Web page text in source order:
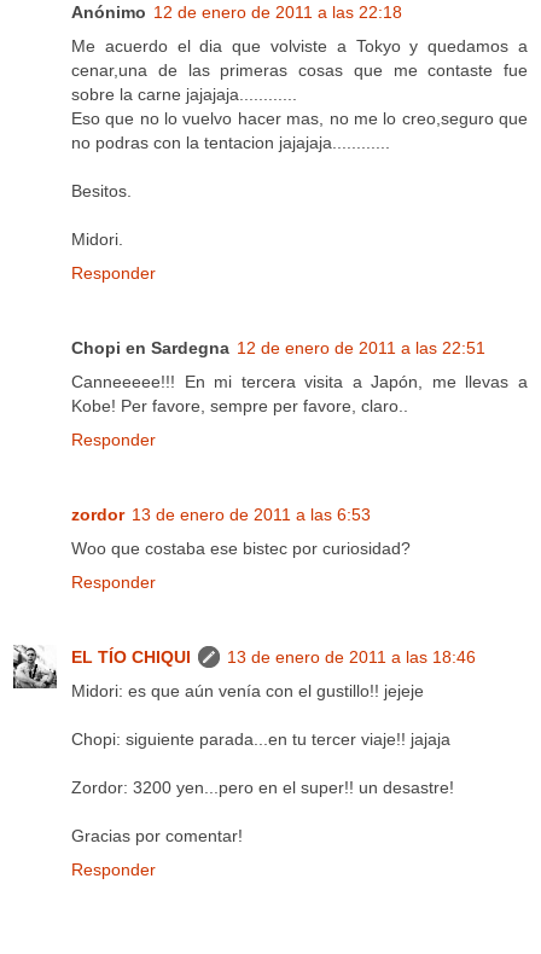
Anónimo 12 de enero de 2011 a las 22:18
Me acuerdo el dia que volviste a Tokyo y quedamos a
cenar,una de las primeras cosas que me contaste fue
sobre la carne jajajaja............
Eso que no lo vuelvo hacer mas, no me lo creo,seguro que
no podras con la tentacion jajajaja............
Besitos.
Midori.
Responder
Chopi en Sardegna 12 de enero de 2011 a las 22:51
Canneeeee!!! En mi tercera visita a Japón, me llevas a
Kobe! Per favore, sempre per favore, claro..
Responder
zordor 13 de enero de 2011 a las 6:53
Woo que costaba ese bistec por curiosidad?
Responder
EL TÍO CHIQUI
13 de enero de 2011 a las 18:46
Midori: es que aún venía con el gustillo!! jejeje
Chopi: siguiente parada...en tu tercer viaje!! jajaja
Zordor: 3200 yen...pero en el super!! un desastre!
Gracias por comentar!
Responder